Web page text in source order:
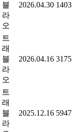
블
라
오
2026.04.30 1403
트
래
블
라
오
2026.04.16 3175
트
래
블
라
2025.12.16 5947